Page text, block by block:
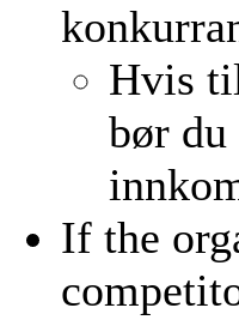
Hvis
bør du
If the